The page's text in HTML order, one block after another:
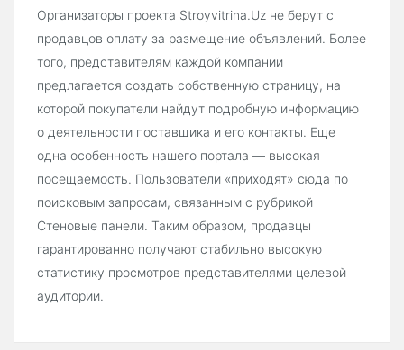
Организаторы проекта Stroyvitrina.Uz не берут с
продавцов оплату за размещение объявлений. Более
того, представителям каждой компании
предлагается создать собственную страницу, на
которой покупатели найдут подробную информацию
о деятельности поставщика и его контакты. Еще
одна особенность нашего портала — высокая
посещаемость. Пользователи «приходят» сюда по
поисковым запросам, связанным с рубрикой
Стеновые панели. Таким образом, продавцы
гарантированно получают стабильно высокую
статистику просмотров представителями целевой
аудитории.